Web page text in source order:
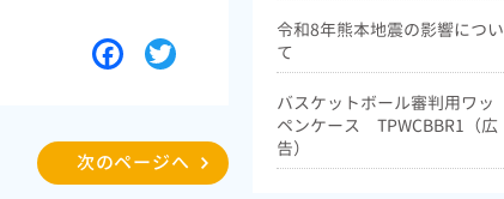
e
b
t
t
次のページへ
令和8年熊本地震の影響につい
て
バスケットボール審判用ワッ
ペンケース TPWCBBR1（広
告）